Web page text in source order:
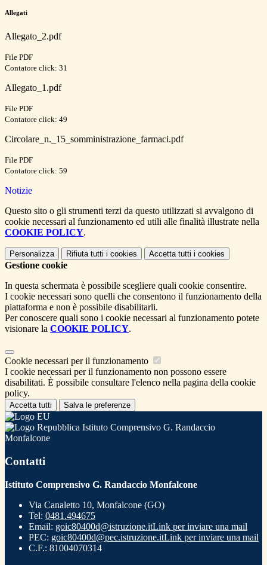
Allegati
Allegato_2.pdf
File PDF
Contatore click: 31
Allegato_1.pdf
File PDF
Contatore click: 49
Circolare_n._15_somministrazione_farmaci.pdf
File PDF
Contatore click: 59
Notizie
Questo sito o gli strumenti terzi da questo utilizzati si avvalgono di
cookie necessari al funzionamento ed utili alle finalità illustrate nella
COOKIE POLICY.
Personalizza Rifiuta tutti i cookies Accetta tutti i cookies
Gestione cookie
In questa schermata è possibile scegliere quali cookie consentire.
I cookie necessari sono quelli che consentono il funzionamento della
piattaforma e non è possibile disabilitarli.
Per conoscere quali sono i cookie necessari al funzionamento potete
visionare la COOKIE POLICY.
Cookie necessari per il funzionamento
I cookie necessari per il funzionamento non possono essere
disabilitati. È possibile consultare l'elenco nella pagina della cookie
policy.
Accetta tutti Salva le preferenze
Istituto Comprensivo G. Randaccio
Monfalcone
Contatti
Istituto Comprensivo G. Randaccio Monfalcone
Via Canaletto 10, Monfalcone (GO)
Tel: 0481.494675
Email: goic80400d@istruzione.itLink per inviare una mail
PEC: goic80400d@pec.istruzione.itLink per inviare una mail
C.F.: 81004070314